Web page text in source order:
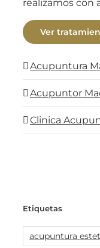
realizamos con
Ver
Acupuntura
Acupuntor
Clinica
Etiquetas
acupuntura